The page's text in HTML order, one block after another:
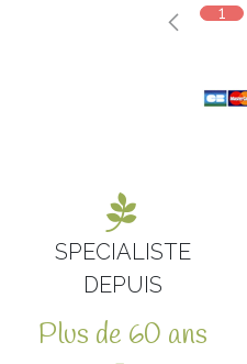
1
SPECIALISTE
DEPUIS
Plus de 60 ans